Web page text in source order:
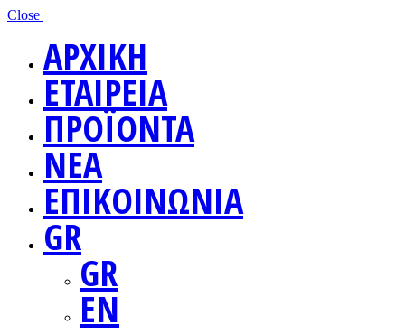
Close
ΑΡΧΙΚΗ
ΕΤΑΙΡΕΙΑ
ΠΡΟΪΟΝΤΑ
ΝΕΑ
ΕΠΙΚΟΙΝΩΝΙΑ
GR
GR
EN